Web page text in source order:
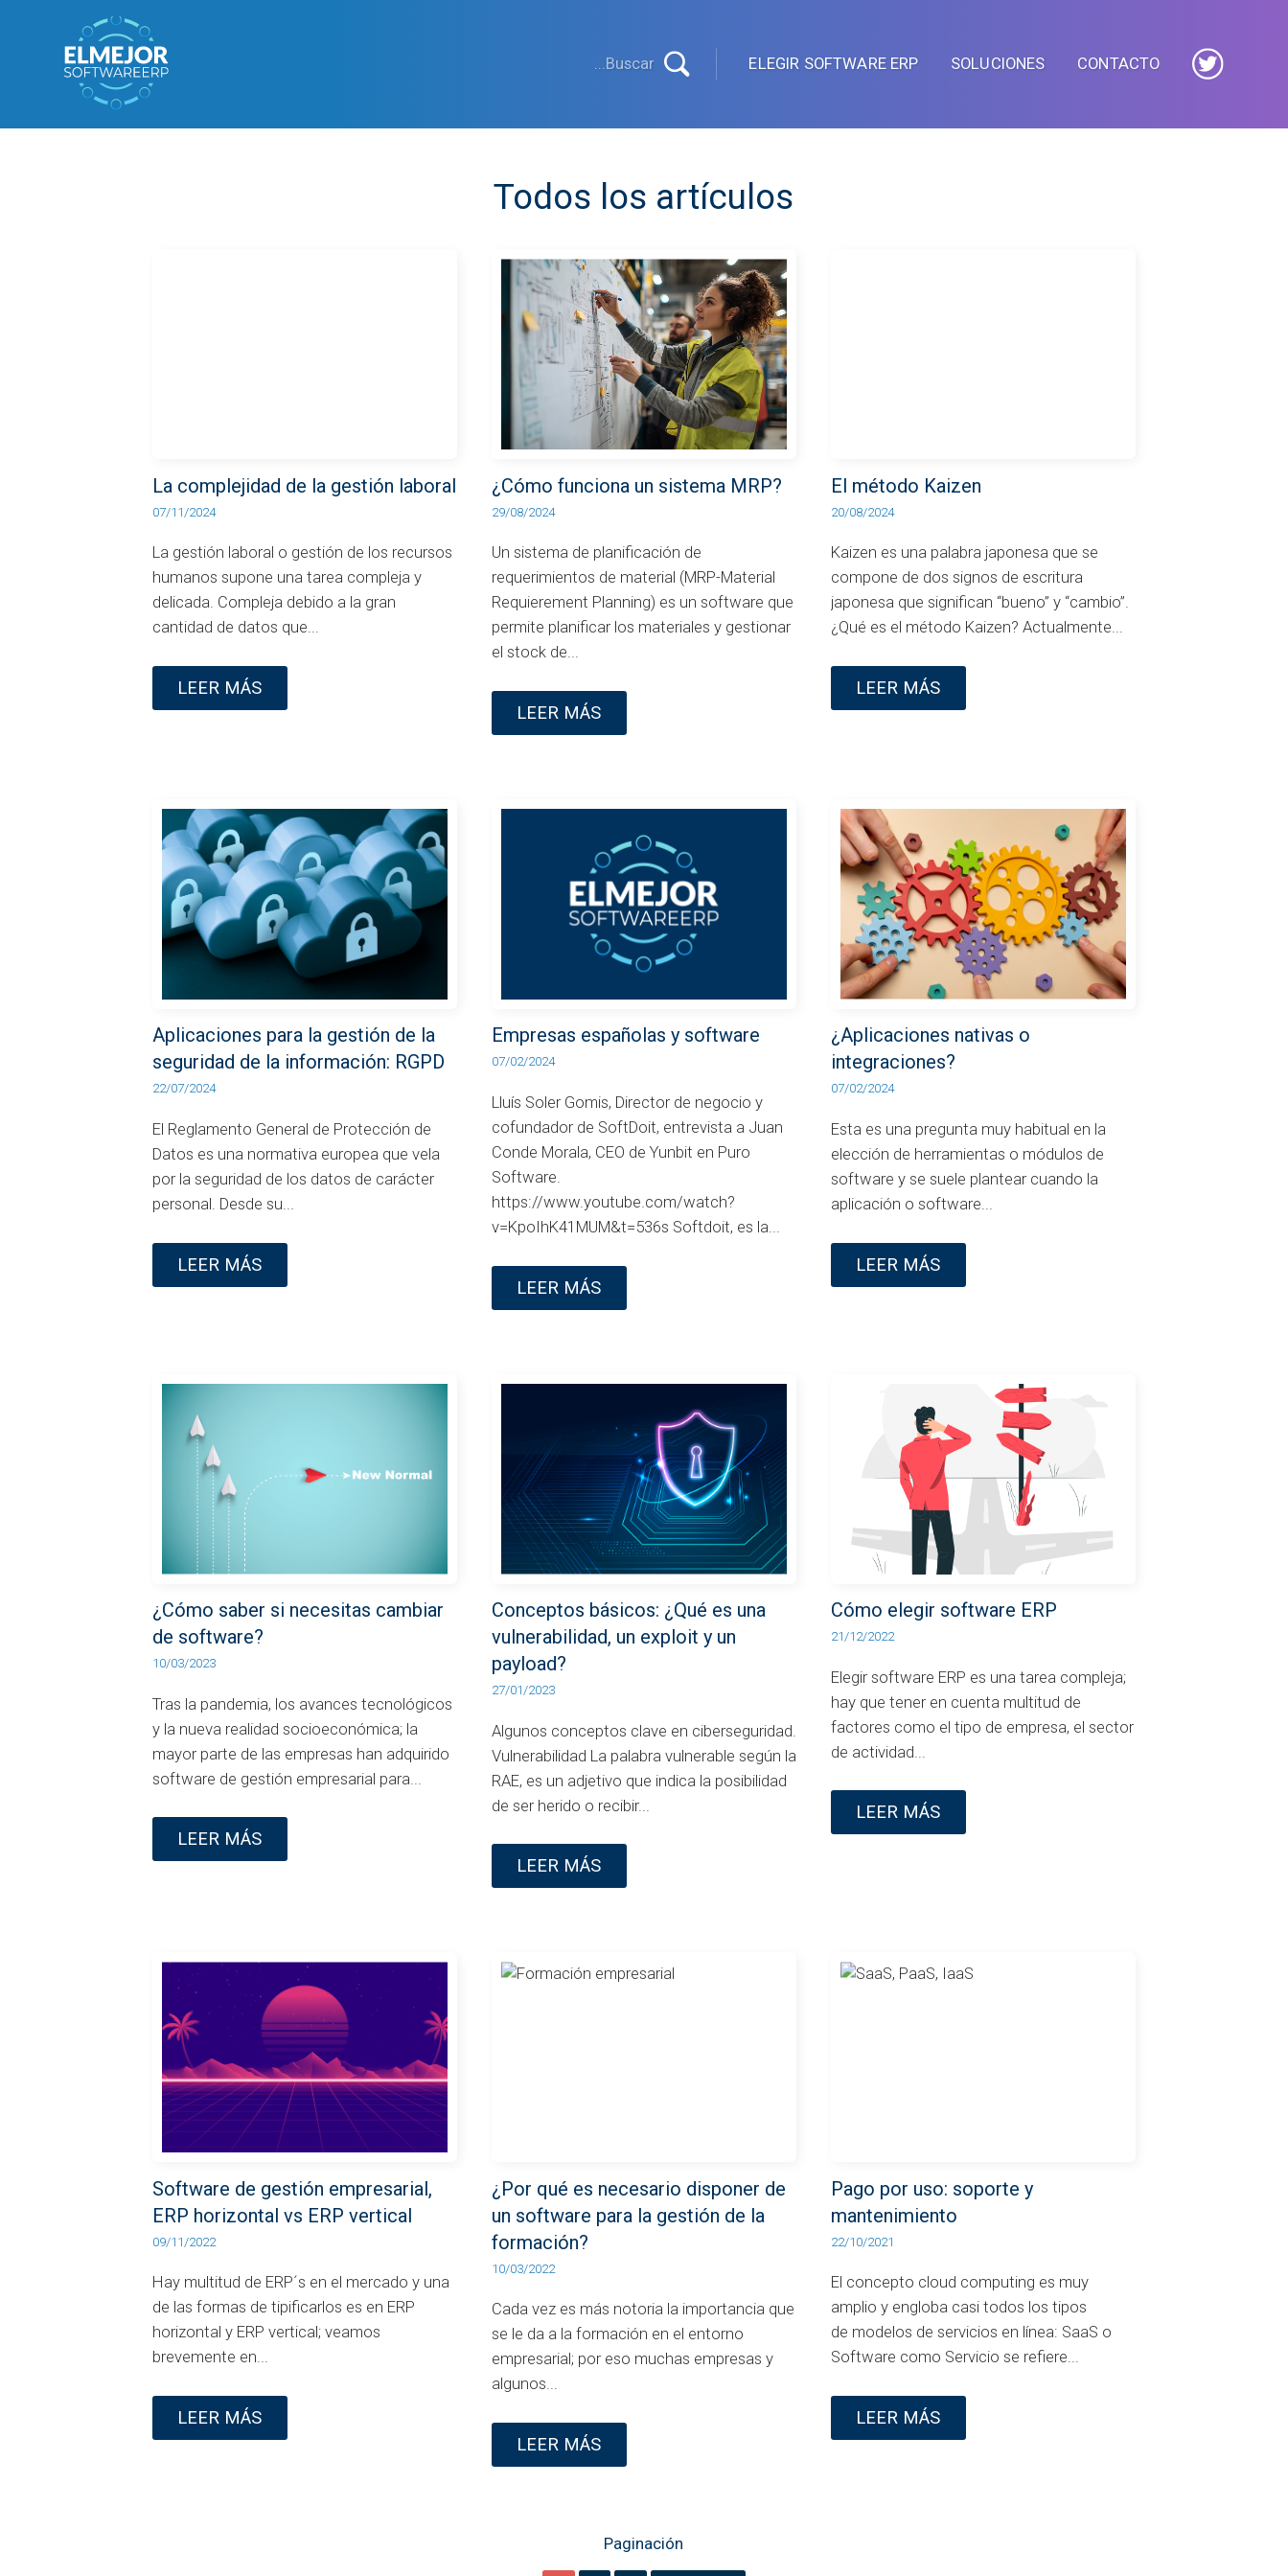
ELEGIR SOFTWARE ERP SOLUCIONES CONTACTO
Todos los artículos
La complejidad de la gestión laboral
07/11/2024
La gestión laboral o gestión de los recursos
humanos supone una tarea compleja y
delicada. Compleja debido a la gran
cantidad de datos que...
LEER MÁS
¿Cómo funciona un sistema MRP?
29/08/2024
Un sistema de planificación de
requerimientos de material (MRP-Material
Requierement Planning) es un software que
permite planificar los materiales y gestionar
el stock de...
LEER MÁS
El método Kaizen
20/08/2024
Kaizen es una palabra japonesa que se
compone de dos signos de escritura
japonesa que significan “bueno” y “cambio”.
¿Qué es el método Kaizen? Actualmente...
LEER MÁS
Aplicaciones para la gestión de la
seguridad de la información: RGPD
22/07/2024
El Reglamento General de Protección de
Datos es una normativa europea que vela
por la seguridad de los datos de carácter
personal. Desde su...
LEER MÁS
Empresas españolas y software
07/02/2024
Lluís Soler Gomis, Director de negocio y
cofundador de SoftDoit, entrevista a Juan
Conde Morala, CEO de Yunbit en Puro
Software.
https://www.youtube.com/watch?
v=KpoIhK41MUM&t=536s Softdoit, es la...
LEER MÁS
¿Aplicaciones nativas o
integraciones?
07/02/2024
Esta es una pregunta muy habitual en la
elección de herramientas o módulos de
software y se suele plantear cuando la
aplicación o software...
LEER MÁS
¿Cómo saber si necesitas cambiar
de software?
10/03/2023
Tras la pandemia, los avances tecnológicos
y la nueva realidad socioeconómica; la
mayor parte de las empresas han adquirido
software de gestión empresarial para...
LEER MÁS
Conceptos básicos: ¿Qué es una
vulnerabilidad, un exploit y un
payload?
27/01/2023
Algunos conceptos clave en ciberseguridad.
Vulnerabilidad La palabra vulnerable según la
RAE, es un adjetivo que indica la posibilidad
de ser herido o recibir...
LEER MÁS
Cómo elegir software ERP
21/12/2022
Elegir software ERP es una tarea compleja;
hay que tener en cuenta multitud de
factores como el tipo de empresa, el sector
de actividad...
LEER MÁS
Software de gestión empresarial,
ERP horizontal vs ERP vertical
09/11/2022
Hay multitud de ERP´s en el mercado y una
de las formas de tipificarlos es en ERP
horizontal y ERP vertical; veamos
brevemente en...
LEER MÁS
¿Por qué es necesario disponer de
un software para la gestión de la
formación?
10/03/2022
Cada vez es más notoria la importancia que
se le da a la formación en el entorno
empresarial; por eso muchas empresas y
algunos...
LEER MÁS
Pago por uso: soporte y
mantenimiento
22/10/2021
El concepto cloud computing es muy
amplio y engloba casi todos los tipos
de modelos de servicios en línea: SaaS o
Software como Servicio se refiere...
LEER MÁS
Paginación